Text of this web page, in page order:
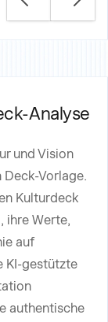
Analyse
und Vision
Vorlage.
Kulturdeck
ihre Werte,
auf
KI-gestützte
authentische